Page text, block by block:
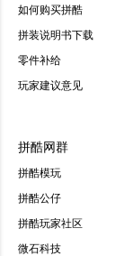
如何购买拼酷
拼装说明书下载
零件补给
玩家建议意见
拼酷网群
拼酷模玩
拼酷公仔
拼酷玩家社区
微石科技